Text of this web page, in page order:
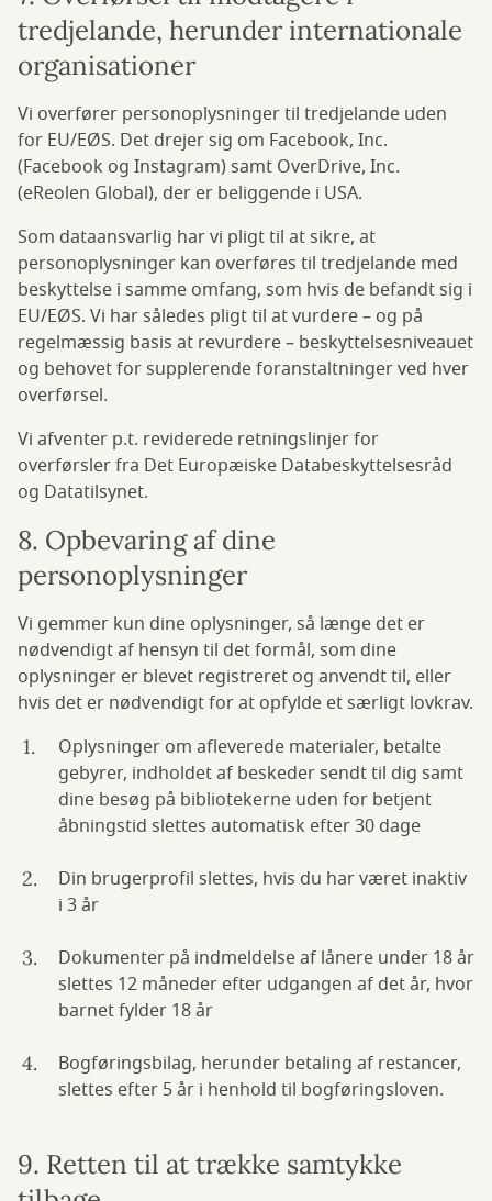
tredjelande, herunder internationale
organisationer
Vi overfører personoplysninger til tredjelande uden
for EU/EØS. Det drejer sig om Facebook, Inc.
(Facebook og Instagram) samt OverDrive, Inc.
(eReolen Global), der er beliggende i USA.
Som dataansvarlig har vi pligt til at sikre, at
personoplysninger kan overføres til tredjelande med
beskyttelse i samme omfang, som hvis de befandt sig i
EU/EØS. Vi har således pligt til at vurdere – og på
regelmæssig basis at revurdere – beskyttelsesniveauet
og behovet for supplerende foranstaltninger ved hver
overførsel.
Vi afventer p.t. reviderede retningslinjer for
overførsler fra Det Europæiske Databeskyttelsesråd
og Datatilsynet.
8. Opbevaring af dine
personoplysninger
Vi gemmer kun dine oplysninger, så længe det er
nødvendigt af hensyn til det formål, som dine
oplysninger er blevet registreret og anvendt til, eller
hvis det er nødvendigt for at opfylde et særligt lovkrav.
Oplysninger om afleverede materialer, betalte
gebyrer, indholdet af beskeder sendt til dig samt
dine besøg på bibliotekerne uden for betjent
åbningstid slettes automatisk efter 30 dage
Din brugerprofil slettes, hvis du har været inaktiv
i 3 år
Dokumenter på indmeldelse af lånere under 18 år
slettes 12 måneder efter udgangen af det år, hvor
barnet fylder 18 år
Bogføringsbilag, herunder betaling af restancer,
slettes efter 5 år i henhold til bogføringsloven.
9. Retten til at trække samtykke